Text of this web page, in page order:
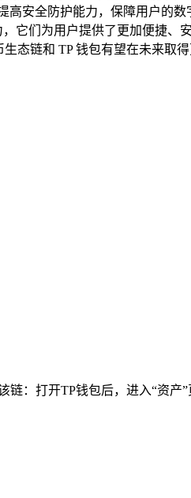
安全防护能力，保障用户的
它们为用户提供了更加便捷、
态链和 TP 钱包有望在未来取
：打开TP钱包后，进入“资产